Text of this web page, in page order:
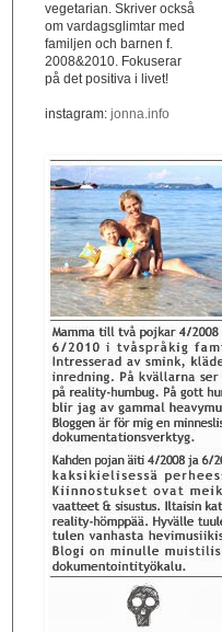
vegetarian. Skriver också
om vardagsglimtar med
familjen och barnen f.
2008&2010. Fokuserar
på det positiva i livet!
instagram: jonna.info